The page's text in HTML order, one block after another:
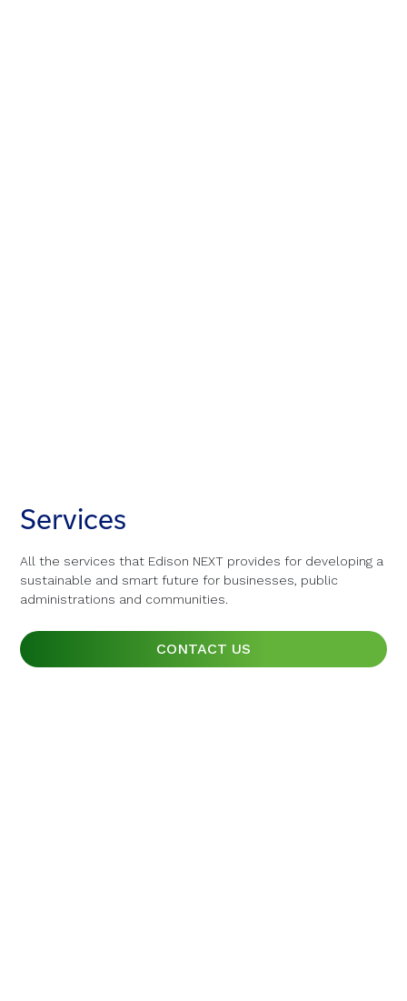
Services
All the services that Edison NEXT provides for developing a
sustainable and smart future for businesses, public
administrations and communities.
CONTACT US
Services
All the services that Edison NEXT provides for developing a
sustainable and smart future for businesses, public
administrations and communities.
CONTACT US
Services
All the services that Edison NEXT provides for developing a
sustainable and smart future for businesses, public
administrations and communities.
CONTACT US